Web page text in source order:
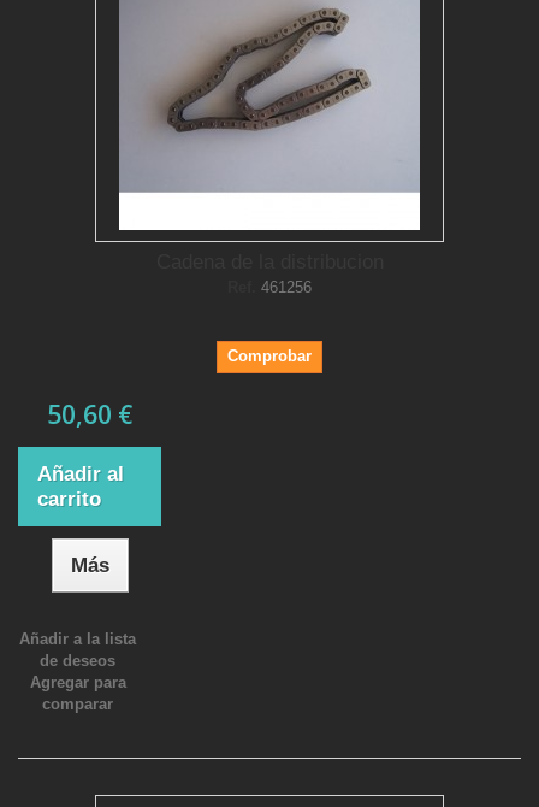
461256
Comprobar
50,60 €
Añadir al
carrito
Más
Añadir a la lista
de deseos
Agregar para
comparar